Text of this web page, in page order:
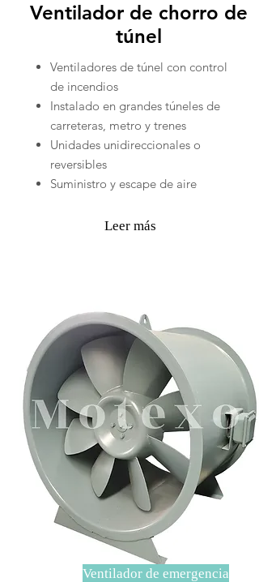
Ventilador de chorro de
túnel
Ventiladores de túnel con control
de incendios
Instalado en grandes túneles de
carreteras, metro y trenes
Unidades unidireccionales o
reversibles
Suministro y escape de aire
Leer más
Ventilador de emergencia